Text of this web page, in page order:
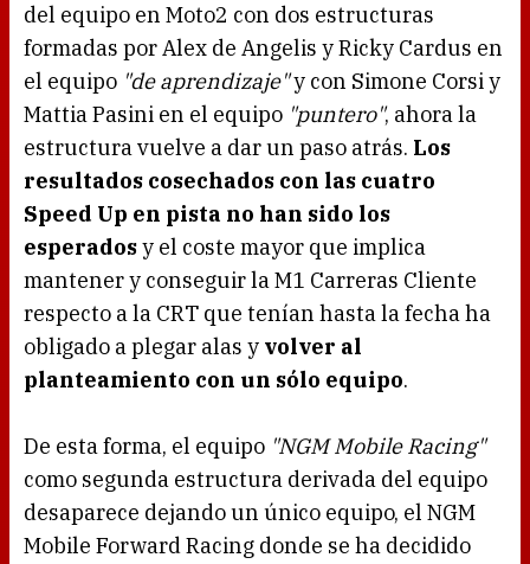
del equipo en Moto2 con dos estructuras
formadas por Alex de Angelis y Ricky Cardus en
el equipo "de aprendizaje"y con Simone Corsi y
Mattia Pasini en el equipo "puntero", ahora la
estructura vuelve a dar un paso atrás. Los
resultados cosechados con las cuatro
Speed Up en pista no han sido los
esperadosy el coste mayor que implica
mantener y conseguir la M1 Carreras Cliente
respecto a la CRT que tenían hasta la fecha ha
obligado a plegar alas y volver al
planteamiento con un sólo equipo.
De esta forma, el equipo "NGM Mobile Racing"
como segunda estructura derivada del equipo
desaparece dejando un único equipo, el NGM
Mobile Forward Racing donde se ha decidido